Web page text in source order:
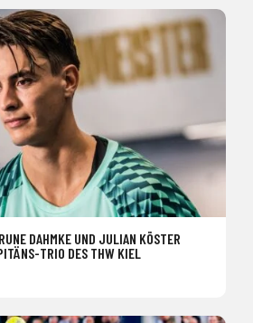
DAHMKE UND JULIAN KÖSTER
TRIO DES THW KIEL